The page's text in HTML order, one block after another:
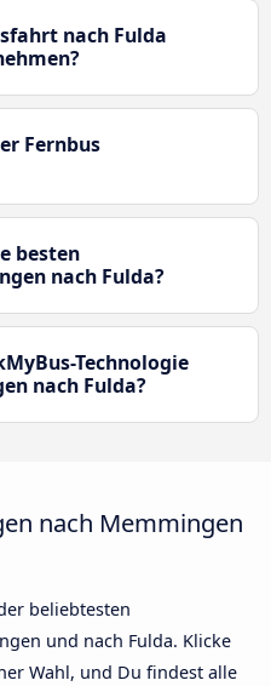
nach Fulda
Fernbus
besten
nach Fulda?
Technologie
nach Fulda?
nach Memmingen
beliebtesten
und nach Fulda. Klicke
Wahl, und Du findest alle